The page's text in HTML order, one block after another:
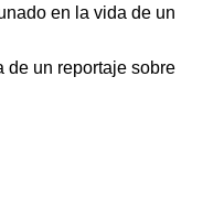
en la vida de un
de un reportaje sobre